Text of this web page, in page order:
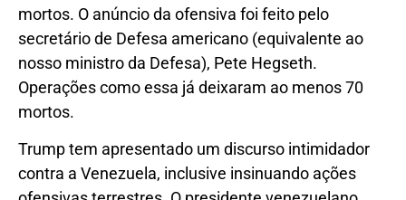
mortos. O anúncio da ofensiva foi feito pelo
secretário de Defesa americano (equivalente ao
nosso ministro da Defesa), Pete Hegseth.
Operações como essa já deixaram ao menos 70
mortos.
Trump tem apresentado um discurso intimidador
contra a Venezuela, inclusive insinuando ações